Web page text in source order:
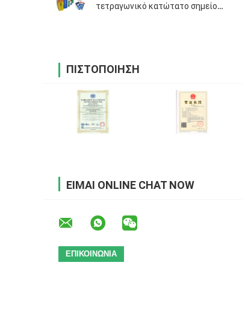
τετραγωνικό κατώτατο σημείο
ΠΙΣΤΟΠΟΊΗΣΗ
ΕΊΜΑΙ ONLINE CHAT NOW